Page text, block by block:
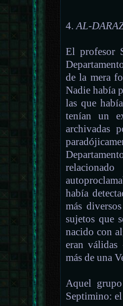
4.AL-
El profesor
de la mera
Nadie había
las que
tenían un
archivadas
había
más
sujetos que
nacido con
eran válidas
más de una
Aquel
Septimino: